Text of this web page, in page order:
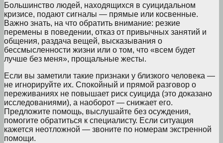
Большинство людей, находящихся в суицидальном
кризисе, подают сигналы — прямые или косвенные.
Важно знать, на что обратить внимание: резкие
перемены в поведении, отказ от привычных занятий и
общения, раздача вещей, высказывания о
бессмысленности жизни или о том, что «всем будет
лучше без меня», прощальные жесты.
Если вы заметили такие признаки у близкого человека —
не игнорируйте их. Спокойный и прямой разговор о
переживаниях не повышает риск суицида (это доказано
исследованиями), а наоборот — снижает его.
Предложите помощь, выслушайте без осуждения,
помогите обратиться к специалисту. Если ситуация
кажется неотложной — звоните по номерам экстренной
помощи.